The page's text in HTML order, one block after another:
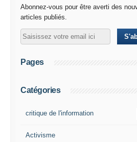
Abonnez-vous pour être averti des
articles publiés.
Pages
Catégories
critique de l'information
Activisme